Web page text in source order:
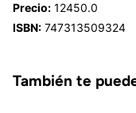
Precio: 12450.0
ISBN: 747313509324
También te